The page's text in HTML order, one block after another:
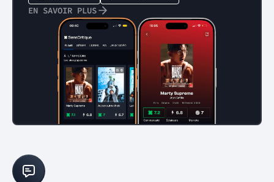
EN SAVOIR PLUS